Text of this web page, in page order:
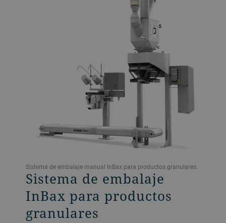
Sistema de embalaje
InBax para productos
granulares
Sistema de embalaje manual InBax para productos granulares.